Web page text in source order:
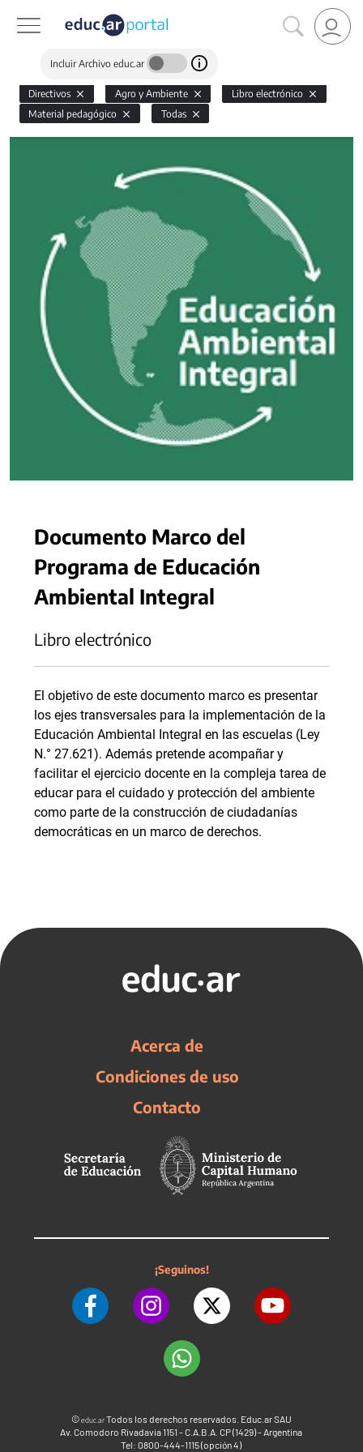
Incluir Archivo educ.ar
Directivos Agro y Ambiente
Libro electrónico
Material pedagógico
Todas
Documento Marco del
Programa de Educación
Ambiental Integral
Libro electrónico
El objetivo de este documento marco es presentar
los ejes transversales para la implementación de la
Educación Ambiental Integral en las escuelas (Ley
N.° 27.621). Además pretende acompañar y
facilitar el ejercicio docente en la compleja tarea de
educar para el cuidado y protección del ambiente
como parte de la construcción de ciudadanías
democráticas en un marco de derechos.
Acerca de
Condiciones de uso
Contacto
¡Seguinos!
©educ.arTodos los derechos reservados. Educ.ar SAU
Av. Comodoro Rivadavia 1151 - C.A.B.A. CP (1429) - Argentina
Tel: 0800-444-1115 (opción 4)